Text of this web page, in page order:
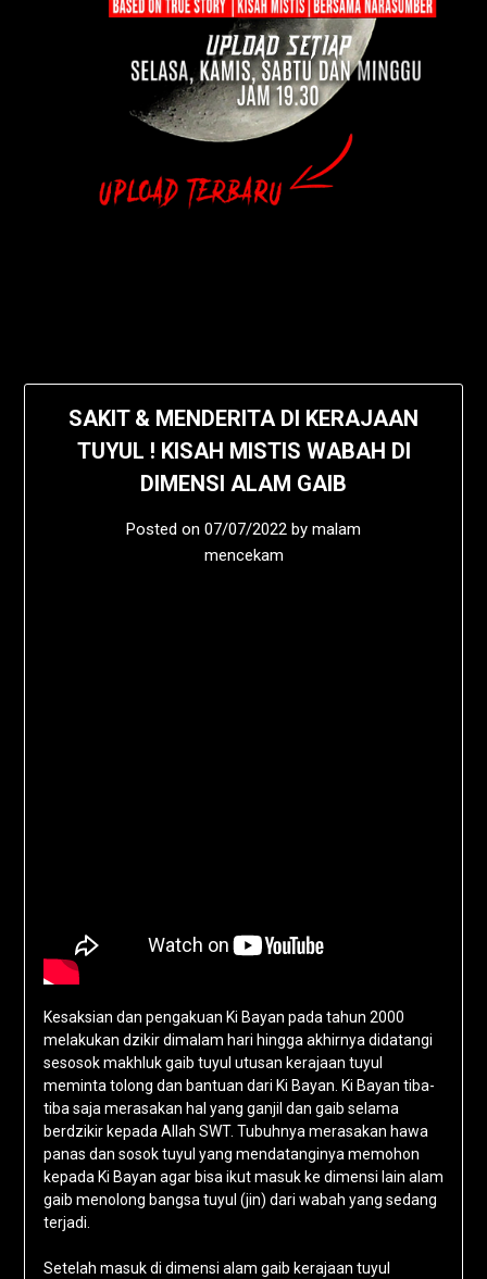
SAKIT & MENDERITA DI KERAJAAN
TUYUL ! KISAH MISTIS WABAH DI
DIMENSI ALAM GAIB
Posted on 07/07/2022 by malam
mencekam
Kesaksian dan pengakuan Ki Bayan pada tahun 2000
melakukan dzikir dimalam hari hingga akhirnya didatangi
sesosok makhluk gaib tuyul utusan kerajaan tuyul
meminta tolong dan bantuan dari Ki Bayan. Ki Bayan tiba-
tiba saja merasakan hal yang ganjil dan gaib selama
berdzikir kepada Allah SWT. Tubuhnya merasakan hawa
panas dan sosok tuyul yang mendatanginya memohon
kepada Ki Bayan agar bisa ikut masuk ke dimensi lain alam
gaib menolong bangsa tuyul (jin) dari wabah yang sedang
terjadi.
Setelah masuk di dimensi alam gaib kerajaan tuyul